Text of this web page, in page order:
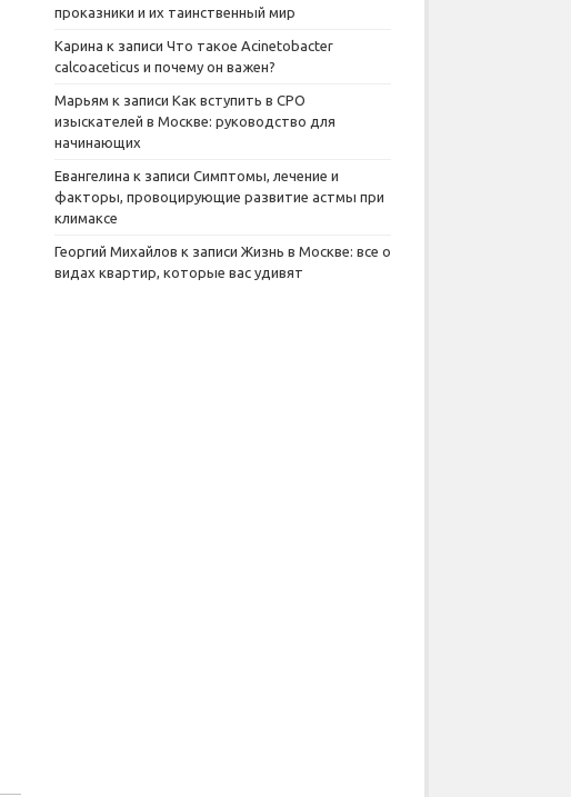
проказники и их таинственный мир
Карина к записи Что такое Acinetobacter
calcoaceticus и почему он важен?
Марьям к записи Как вступить в СРО
изыскателей в Москве: руководство для
начинающих
Евангелина к записи Симптомы, лечение и
факторы, провоцирующие развитие астмы при
климаксе
Георгий Михайлов к записи Жизнь в Москве: все о
видах квартир, которые вас удивят